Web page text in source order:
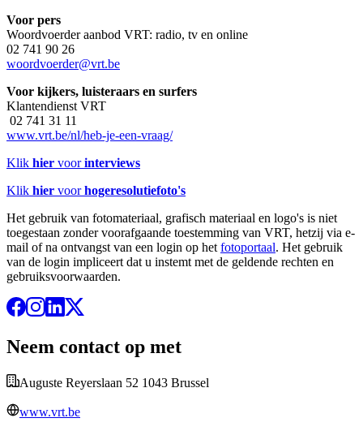
Voor pers
Woordvoerder aanbod VRT: radio, tv en online
02 741 90 26
woordvoerder@vrt.be
Voor kijkers, luisteraars en surfers
Klantendienst VRT
02 741 31 11
www.vrt.be/nl/heb-je-een-vraag/
Klik hier voorinterviews
Klik hier voorhogeresolutiefoto's
Het gebruik van fotomateriaal, grafisch materiaal en logo's is niet
toegestaan zonder voorafgaande toestemming van VRT, hetzij via e-
mail of na ontvangst van een login op het fotoportaal. Het gebruik
van de login impliceert dat u instemt met de geldende rechten en
gebruiksvoorwaarden.
Neem contact op met
Auguste Reyerslaan 52 1043 Brussel
www.vrt.be